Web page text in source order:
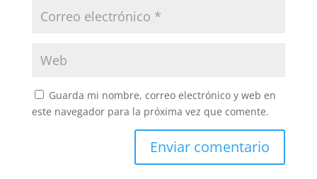
Guarda mi nombre, correo electrónico y web en
este navegador para la próxima vez que comente.